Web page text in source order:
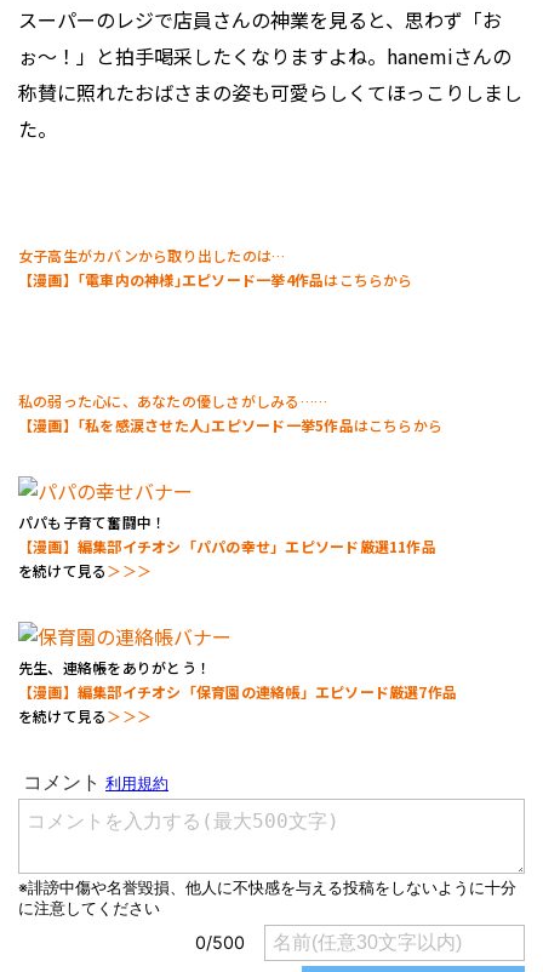
スーパーのレジで店員さんの神業を見ると、思わず「お
ぉ〜！」と拍手喝采したくなりますよね。hanemiさんの
称賛に照れたおばさまの姿も可愛らしくてほっこりしまし
た。
女子高生がカバンから取り出したのは…
【漫画】｢電車内の神様｣エピソード一挙4作品はこちらから
私の弱った心に、あなたの優しさがしみる……
【漫画】｢私を感涙させた人｣エピソード一挙5作品はこちらから
パパも子育て奮闘中！
【漫画】編集部イチオシ「パパの幸せ」エピソード厳選11作品
を続けて見る＞＞＞
先生、連絡帳をありがとう！
【漫画】編集部イチオシ「保育園の連絡帳」エピソード厳選7作品
を続けて見る＞＞＞